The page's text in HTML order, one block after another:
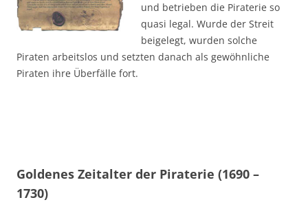
und betrieben die Piraterie so
quasi legal. Wurde der Streit
beigelegt, wurden solche
Piraten arbeitslos und setzten danach als gewöhnliche
Piraten ihre Überfälle fort.
Goldenes Zeitalter der Piraterie (1690 –
1730)